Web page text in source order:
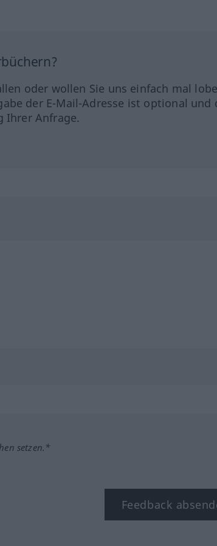
oder wollen Sie uns einfach mal
der E-Mail-Adresse ist optional und
Ihrer Anfrage.
setzen.*
Feedback